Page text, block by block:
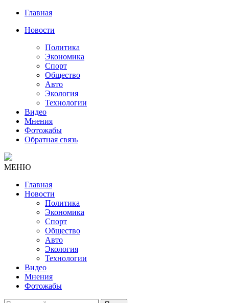
Главная
Новости
Политика
Экономика
Спорт
Общество
Авто
Экология
Технологии
Видео
Мнения
Фотожабы
Обратная связь
МЕНЮ
Главная
Новости
Политика
Экономика
Спорт
Общество
Авто
Экология
Технологии
Видео
Мнения
Фотожабы